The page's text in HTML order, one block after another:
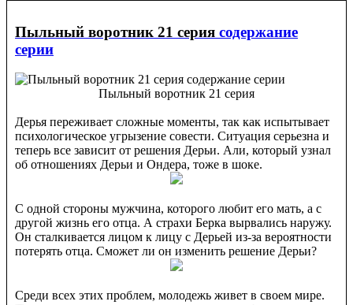
Пыльный воротник 21 серия содержание
серии
Пыльный воротник 21 серия
Дерья переживает сложные моменты, так как испытывает
психологическое угрызение совести. Ситуация серьезна и
теперь все зависит от решения Дерьи. Али, который узнал
об отношениях Дерьи и Ондера, тоже в шоке.
С одной стороны мужчина, которого любит его мать, а с
другой жизнь его отца. А страхи Берка вырвались наружу.
Он сталкивается лицом к лицу с Дерьей из-за вероятности
потерять отца. Сможет ли он изменить решение Дерьи?
Среди всех этих проблем, молодежь живет в своем мире.